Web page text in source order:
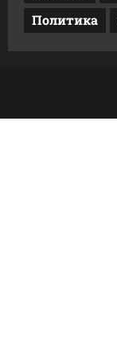
Политика